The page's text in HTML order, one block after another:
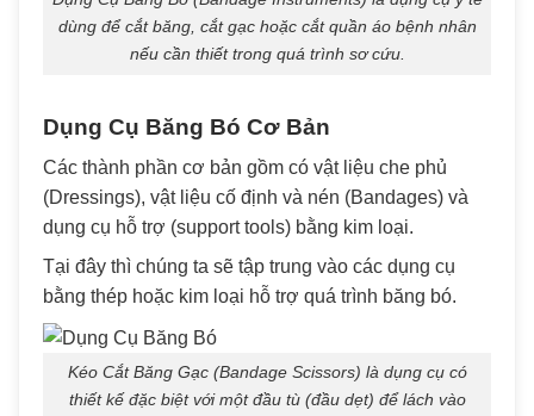
dùng để cắt băng, cắt gạc hoặc cắt quần áo bệnh nhân
nếu cần thiết trong quá trình sơ cứu.
Dụng Cụ Băng Bó Cơ Bản
Các thành phần cơ bản gồm có vật liệu che phủ
(Dressings), vật liệu cố định và nén (Bandages) và
dụng cụ hỗ trợ (support tools) bằng kim loại.
Tại đây thì chúng ta sẽ tập trung vào các dụng cụ
bằng thép hoặc kim loại hỗ trợ quá trình băng bó.
Kéo Cắt Băng Gạc (Bandage Scissors) là dụng cụ có
thiết kế đặc biệt với một đầu tù (đầu dẹt) để lách vào